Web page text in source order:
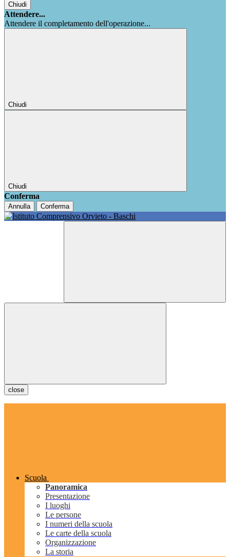
Chiudi
Attendere...
Attendere il completamento dell'operazione...
Chiudi
Chiudi
Conferma
Annulla Conferma
close
Scuola
Panoramica
Presentazione
I luoghi
Le persone
I numeri della scuola
Le carte della scuola
Organizzazione
La storia